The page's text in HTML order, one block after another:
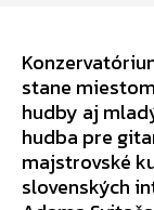
stane
hudby aj
hudba pre
majstrovské
slovenských